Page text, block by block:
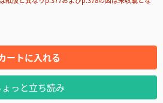
ートに入れる
ょっと立ち読み